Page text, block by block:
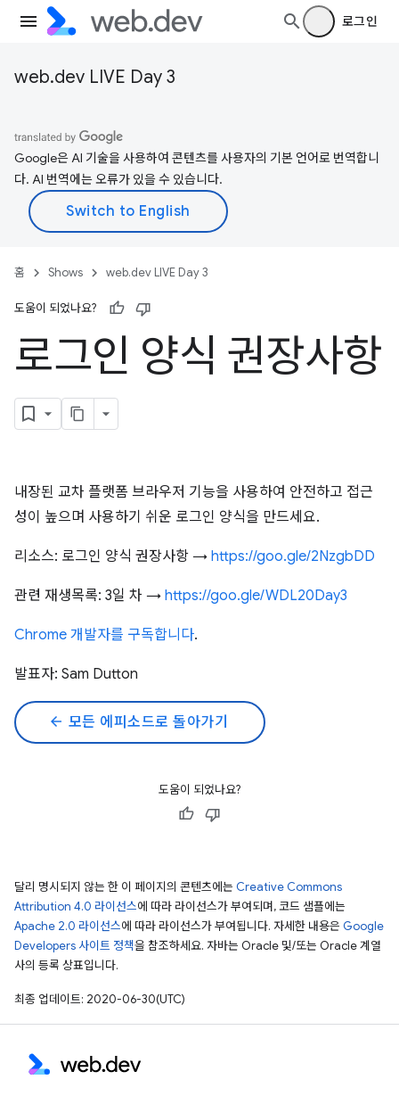
로그인
web.dev LIVE Day 3
Google은 AI 기술을 사용하여 콘텐츠를 사용자의 기본 언어로 번역합니
다. AI 번역에는 오류가 있을 수 있습니다.
홈 Shows web.dev LIVE Day 3
도움이 되었나요?
로그인 양식 권장사항
내장된 교차 플랫폼 브라우저 기능을 사용하여 안전하고 접근
성이 높으며 사용하기 쉬운 로그인 양식을 만드세요.
리소스: 로그인 양식 권장사항 → https://goo.gle/2NzgbDD
관련 재생목록: 3일 차 → https://goo.gle/WDL20Day3
Chrome 개발자를 구독합니다.
발표자: Sam Dutton
arrow_back 모든 에피소드로 돌아가기
도움이 되었나요?
달리 명시되지 않는 한 이 페이지의 콘텐츠에는 Creative Commons
Attribution 4.0 라이선스에 따라 라이선스가 부여되며, 코드 샘플에는
Apache 2.0 라이선스에 따라 라이선스가 부여됩니다. 자세한 내용은 Google
Developers 사이트 정책을 참조하세요. 자바는 Oracle 및/또는 Oracle 계열
사의 등록 상표입니다.
최종 업데이트: 2020-06-30(UTC)